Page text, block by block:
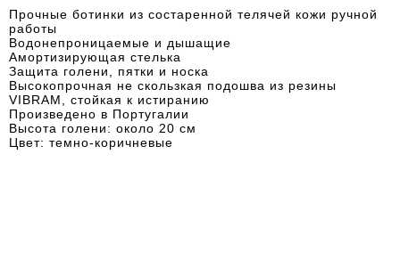
Прочные ботинки из состаренной телячей кожи ручной
работы
Водонепроницаемые и дышащие
Амортизирующая стелька
Защита голени, пятки и носка
Высокопрочная не скользкая подошва из резины
VIBRAM, стойкая к истиранию
Произведено в Португалии
Высота голени: около 20 см
Цвет: темно-коричневые